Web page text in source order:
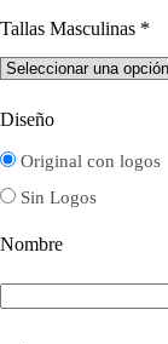
Tallas Masculinas *
Diseño
Original con logos
Sin Logos
Nombre